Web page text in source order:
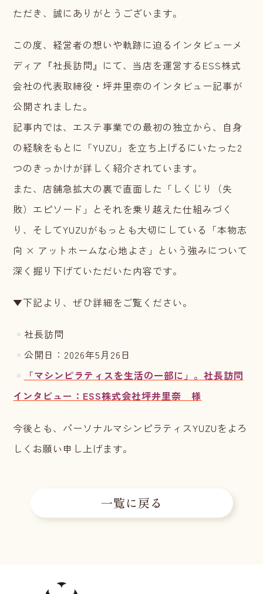
ただき、誠にありがとうございます。
この度、経営者の想いや軌跡に迫るインタビューメ
ディア『社長訪問』にて、当店を運営するESS株式
会社の代表取締役・坪井里奈のインタビュー記事が
公開されました。
記事内では、エステ事業での最初の独立から、自身
の経験をもとに「YUZU」を立ち上げるにいたった2
つのきっかけが詳しく紹介されています。
また、店舗急拡大の裏で直面した「しくじり（失
敗）エピソード」とそれを乗り越えた仕組みづく
り、そしてYUZUがもっとも大切にしている「本物志
向 × アットホームな心地よさ」という強みについて
深く掘り下げていただいた内容です。
▼下記より、ぜひ詳細をご覧ください。
社長訪問
公開日：2026年5月26日
「マシンピラティスを生活の一部に」。社長訪問
インタビュー：ESS株式会社坪井里奈 様
今後とも、パーソナルマシンピラティスYUZUをよろ
しくお願い申し上げます。
一覧に戻る